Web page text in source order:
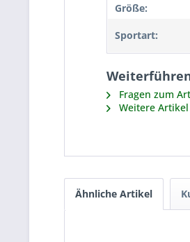
Größe:
Sportart:
Fragen zum
Weitere
Ähnliche Artikel